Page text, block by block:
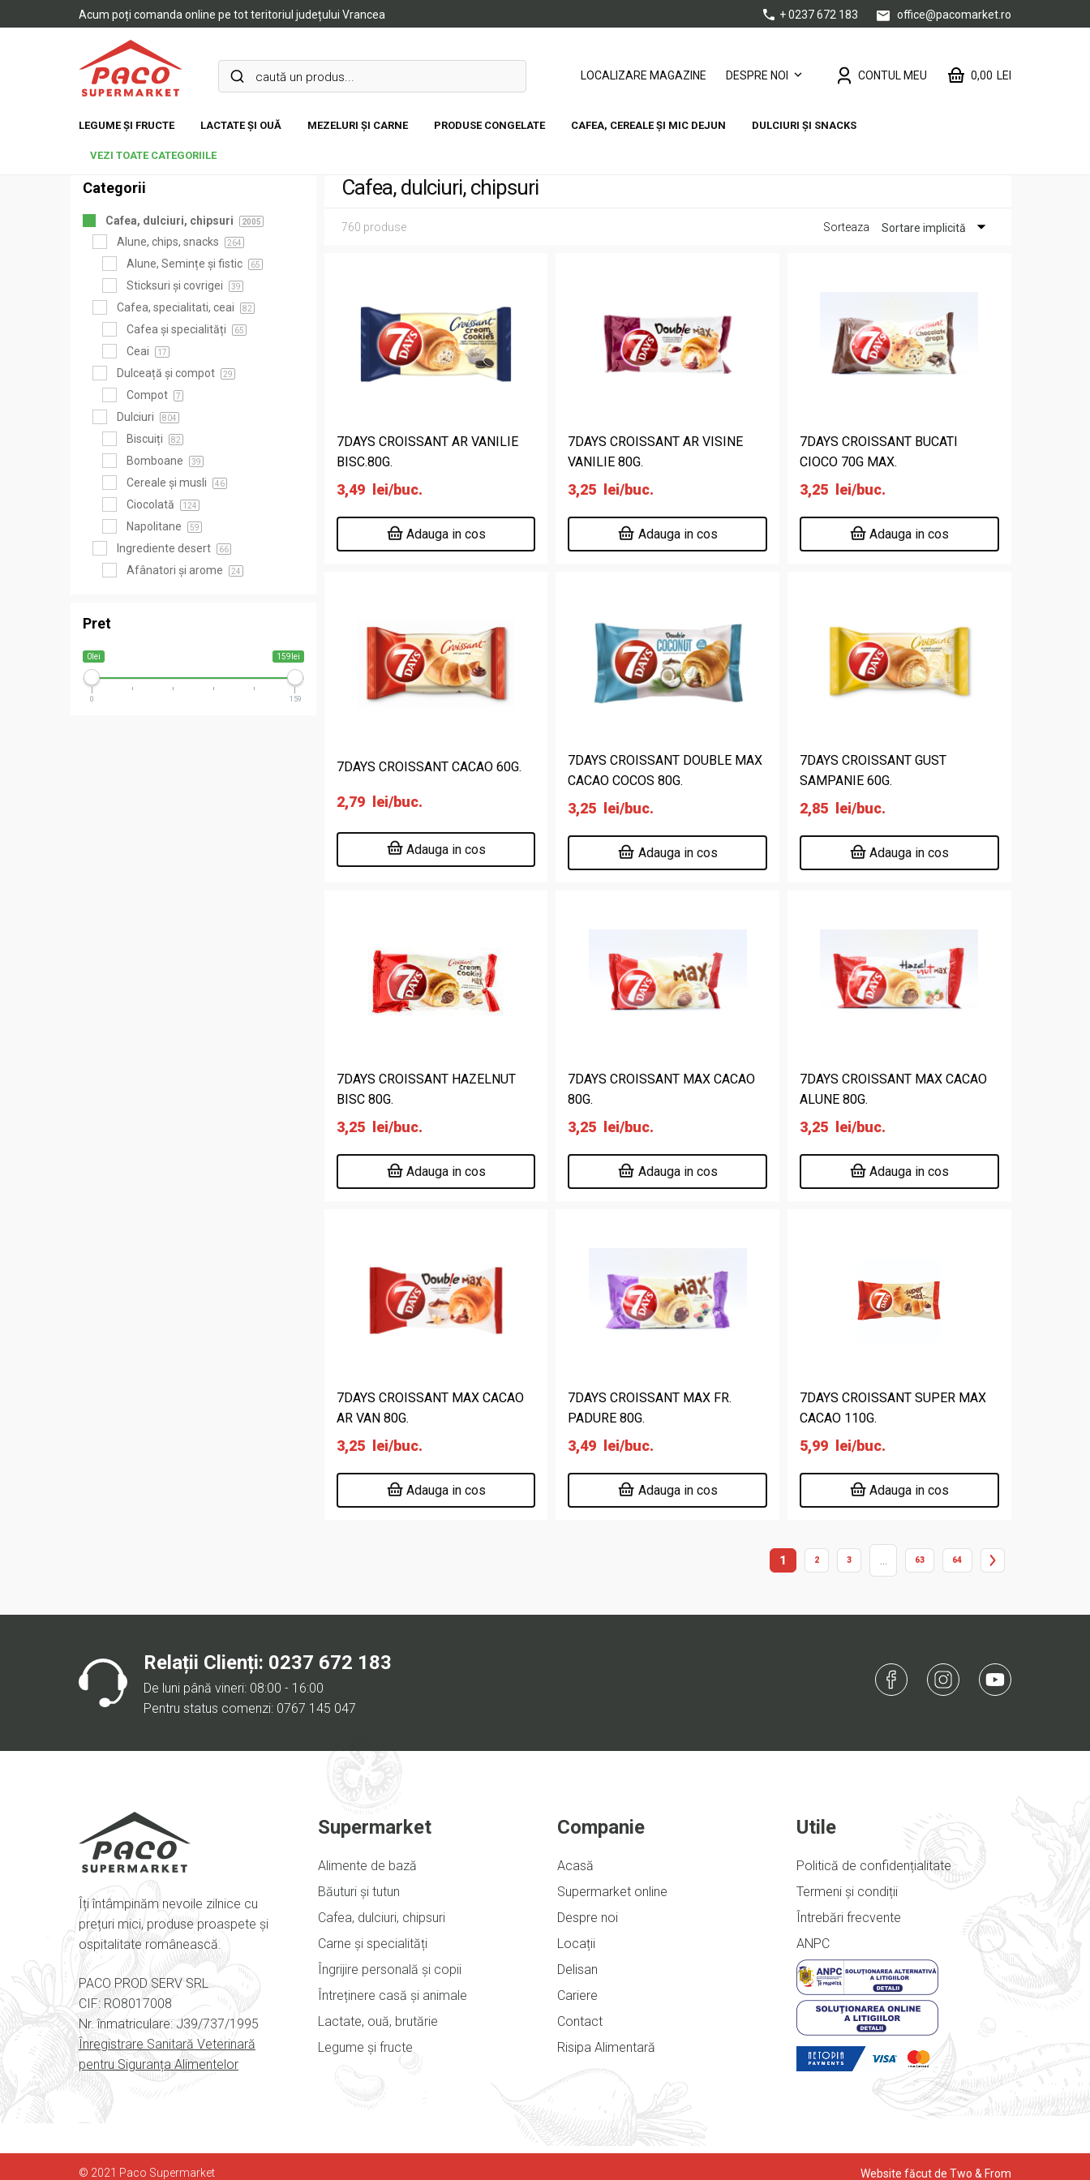
Acum poți comanda online pe tot teritoriul județului Vrancea + 0237 672 183 office@pacomarket.ro
LOCALIZARE MAGAZINE DESPRE NOI CONTUL MEU 0,00 LEI
LEGUME ȘI FRUCTE LACTATE ȘI OUĂ MEZELURI ȘI CARNE PRODUSE CONGELATE CAFEA, CEREALE ȘI MIC DEJUN DULCIURI ȘI SNACKS
VEZI TOATE CATEGORIILE
Cafea, dulciuri, chipsuri
760 produse Sorteaza Sortare implicită
7DAYS CROISSANT AR VANILIE
BISC.80G.
3,49 lei/buc.
Adauga in cos
7DAYS CROISSANT AR VISINE
VANILIE 80G.
3,25 lei/buc.
Adauga in cos
7DAYS CROISSANT BUCATI
CIOCO 70G MAX.
3,25 lei/buc.
Adauga in cos
7DAYS CROISSANT CACAO 60G.
2,79 lei/buc.
Adauga in cos
7DAYS CROISSANT DOUBLE MAX
CACAO COCOS 80G.
3,25 lei/buc.
Adauga in cos
7DAYS CROISSANT GUST
SAMPANIE 60G.
2,85 lei/buc.
Adauga in cos
7DAYS CROISSANT HAZELNUT
BISC 80G.
3,25 lei/buc.
Adauga in cos
7DAYS CROISSANT MAX CACAO
80G.
3,25 lei/buc.
Adauga in cos
7DAYS CROISSANT MAX CACAO
ALUNE 80G.
3,25 lei/buc.
Adauga in cos
7DAYS CROISSANT MAX CACAO
AR VAN 80G.
3,25 lei/buc.
Adauga in cos
7DAYS CROISSANT MAX FR.
PADURE 80G.
3,49 lei/buc.
Adauga in cos
7DAYS CROISSANT SUPER MAX
CACAO 110G.
5,99 lei/buc.
Adauga in cos
1 2 3 63 64
Categorii
Cafea, dulciuri, chipsuri 2005
Alune, chips, snacks 264
Alune, Semințe și fistic 65
Sticksuri și covrigei 39
Cafea, specialitati, ceai 82
Cafea și specialități 65
Ceai 17
Dulceață și compot 29
Compot 7
Dulciuri 804
Biscuiți 82
Bomboane 39
Cereale și musli 46
Ciocolată 124
Napolitane 59
Ingrediente desert 66
Afânatori și arome 24
Pret
0lei 159lei
0 159
Relații Clienți: 0237 672 183
De luni până vineri: 08:00 - 16:00
Pentru status comenzi: 0767 145 047
Îți întâmpinăm nevoile zilnice cu
prețuri mici, produse proaspete și
ospitalitate românească.
PACO PROD SERV SRL
CIF: RO8017008
Nr. înmatriculare: J39/737/1995
Înregistrare Sanitară Veterinară
pentru Siguranța Alimentelor
Supermarket
Alimente de bază
Băuturi și tutun
Cafea, dulciuri, chipsuri
Carne și specialități
Îngrijire personală și copii
Întreținere casă și animale
Lactate, ouă, brutărie
Legume și fructe
Companie
Acasă
Supermarket online
Despre noi
Locații
Delisan
Cariere
Contact
Risipa Alimentară
Utile
Politică de confidențialitate
Termeni și condiții
Întrebări frecvente
ANPC
© 2021 Paco Supermarket Website făcut de Two & From